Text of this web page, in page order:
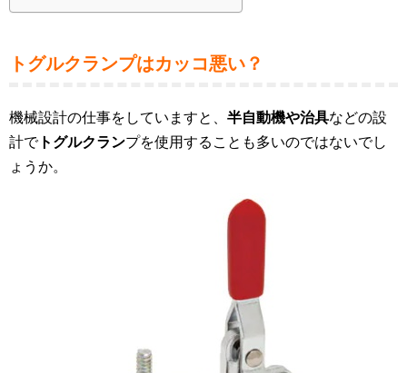
トグルクランプはカッコ悪い？
機械設計の仕事をしていますと、 半自動機や治具などの設
計でトグルクランプを使用することも多いのではないでし
ょうか。